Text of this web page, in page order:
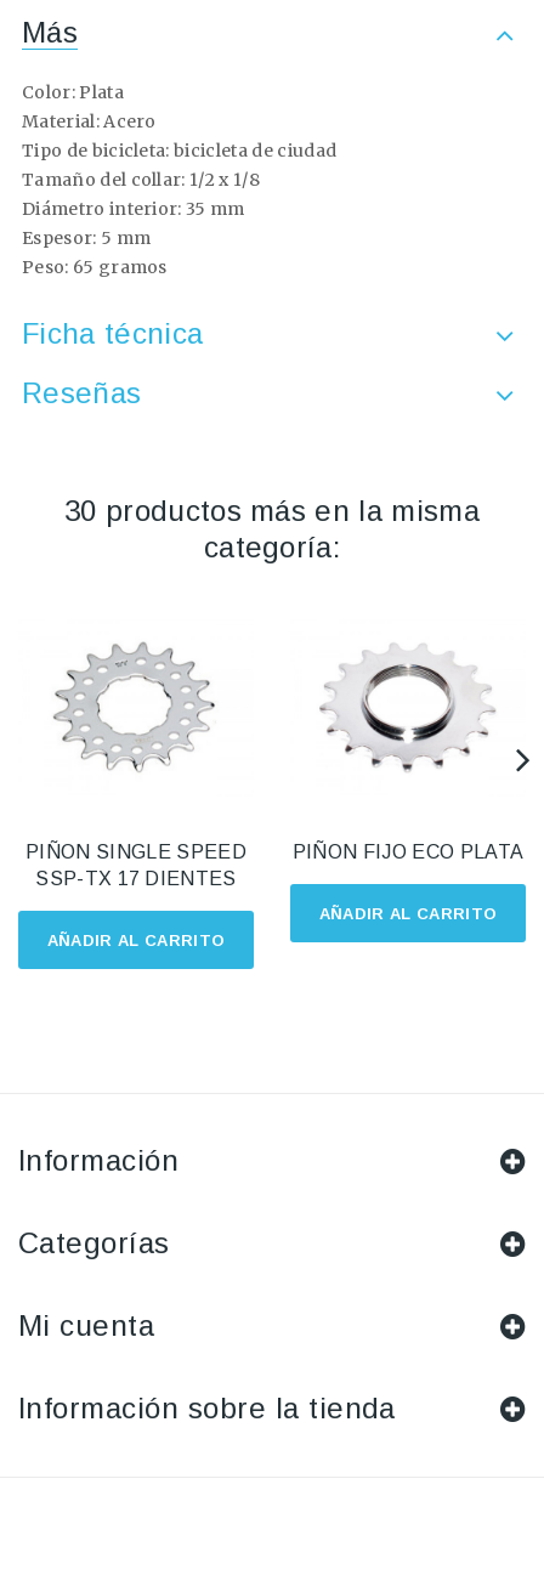
Más
Color: Plata
Material: Acero
Tipo de bicicleta: bicicleta de ciudad
Tamaño del collar: 1/2 x 1/8
Diámetro interior: 35 mm
Espesor: 5 mm
Peso: 65 gramos
Ficha técnica
Reseñas
30 productos más en la misma
categoría:
AÑADIR AL CARRITO
PIÑON SINGLE SPEED
SSP-TX 17 DIENTES
AÑADIR AL CARRITO
PIÑON FIJO ECO PLATA
Información
Categorías
Mi cuenta
Información sobre la tienda